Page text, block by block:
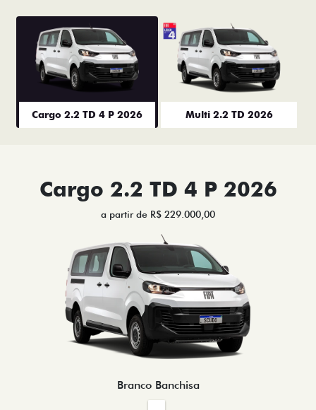
Cargo 2.2 TD 4 P 2026 Multi 2.2 TD 2026
Cargo 2.2 TD 4 P 2026
a partir de R$ 229.000,00
Branco Banchisa